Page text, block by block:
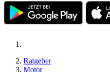
Ratgeber
Motor